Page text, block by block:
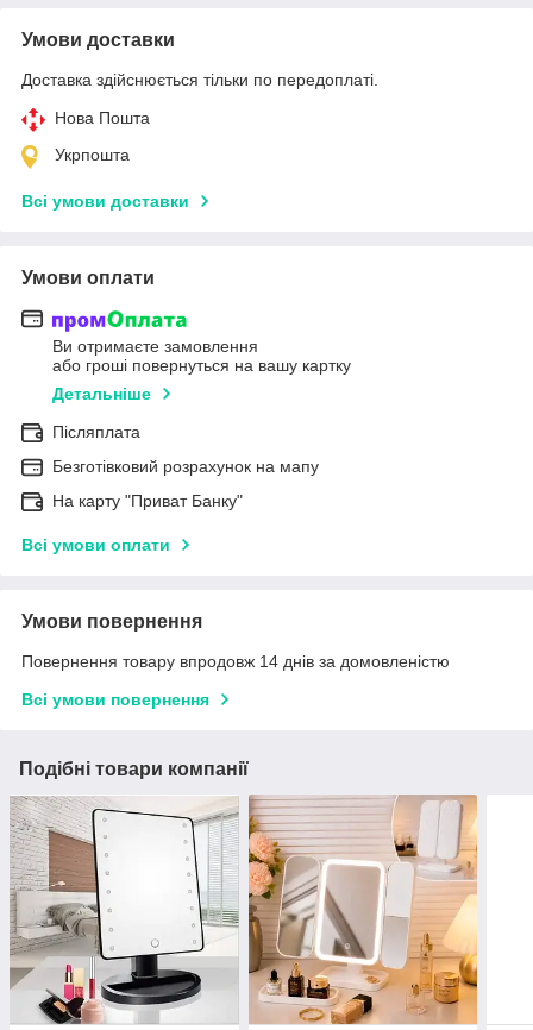
Умови доставки
Доставка здійснюється тільки по передоплаті.
Нова Пошта
Укрпошта
Всі умови доставки
Умови оплати
Ви отримаєте замовлення
або гроші повернуться на вашу картку
Детальніше
Післяплата
Безготівковий розрахунок на мапу
На карту "Приват Банку"
Всі умови оплати
Умови повернення
Повернення товару впродовж 14 днів за домовленістю
Всі умови повернення
Подібні товари компанії